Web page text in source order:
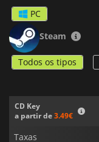
PC
Steam
Todos os tipos
CD Key
a partir de3.49€
Taxas